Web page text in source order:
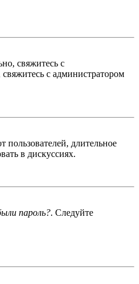
свяжитесь с
с администратором
длительное
в дискуссиях.
пароль?. Следуйте